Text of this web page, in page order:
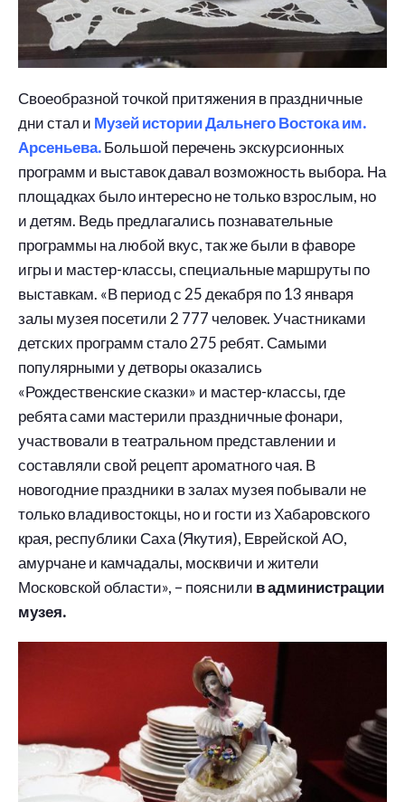
Своеобразной точкой притяжения в праздничные
дни стал и Музей истории Дальнего Востока им.
Арсеньева.Большой перечень экскурсионных
программ и выставок давал возможность выбора. На
площадках было интересно не только взрослым, но
и детям. Ведь предлагались познавательные
программы на любой вкус, так же были в фаворе
игры и мастер-классы, специальные маршруты по
выставкам. «В период с 25 декабря по 13 января
залы музея посетили 2 777 человек. Участниками
детских программ стало 275 ребят. Самыми
популярными у детворы оказались
«Рождественские сказки» и мастер-классы, где
ребята сами мастерили праздничные фонари,
участвовали в театральном представлении и
составляли свой рецепт ароматного чая. В
новогодние праздники в залах музея побывали не
только владивостокцы, но и гости из Хабаровского
края, республики Саха (Якутия), Еврейской АО,
амурчане и камчадалы, москвичи и жители
Московской области», – пояснили в администрации
музея.